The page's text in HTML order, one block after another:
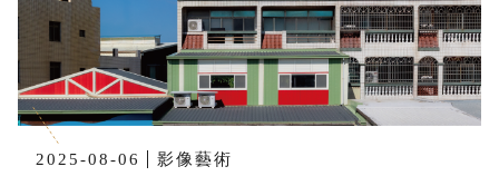
2025-08-06 影像藝術